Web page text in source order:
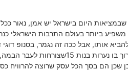
שבמציאות היום בישראל יש אמן, נאור
משפיע ביותר בעולם התרבות הישראלי
אותו, אבל ככה זה נגמר, בסנופ דוגי
לעבר הבמה, לא מעניין את הסלולריות.
שכן הם בסך הכל עסק שרוצה להרוויח